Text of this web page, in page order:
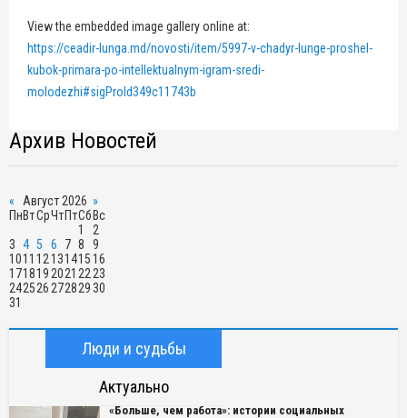
View the embedded image gallery online at:
https://ceadir-lunga.md/novosti/item/5997-v-chadyr-lunge-proshel-
kubok-primara-po-intellektualnym-igram-sredi-
molodezhi#sigProId349c11743b
Архив Новостей
« Август 2026 »
ПнВтСрЧтПтСбВс
1
2
3 4 5 6 7 8
9
1011 1213141516
171819 2021 22 23
242526 27282930
31
Люди и судьбы
Актуально
«Больше, чем работа»: истории социальных